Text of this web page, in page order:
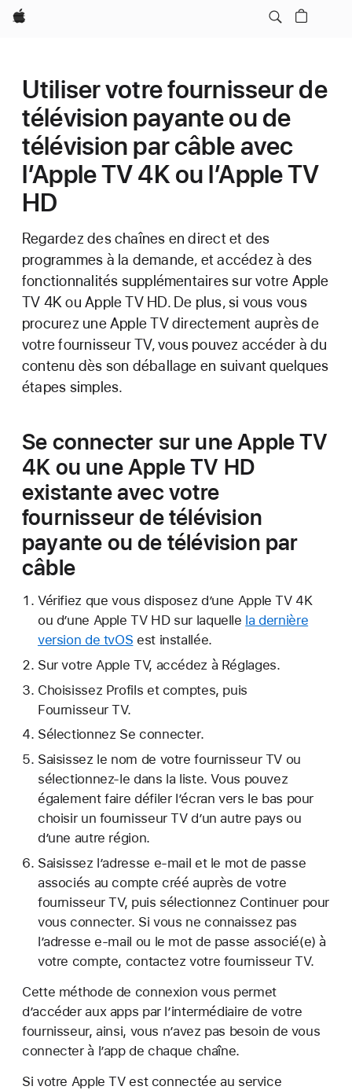
Apple
Utiliser votre fournisseur de
télévision payante ou de
télévision par câble avec
l’Apple TV 4K ou l’Apple TV
HD
Regardez des chaînes en direct et des
programmes à la demande, et accédez à des
fonctionnalités supplémentaires sur votre Apple
TV 4K ou Apple TV HD. De plus, si vous vous
procurez une Apple TV directement auprès de
votre fournisseur TV, vous pouvez accéder à du
contenu dès son déballage en suivant quelques
étapes simples.
Se connecter sur une Apple TV
4K ou une Apple TV HD
existante avec votre
fournisseur de télévision
payante ou de télévision par
câble
Vérifiez que vous disposez d’une Apple TV 4K
ou d’une Apple TV HD sur laquelle la dernière
version de tvOS est installée.
Sur votre Apple TV, accédez à Réglages.
Choisissez Profils et comptes, puis
Fournisseur TV.
Sélectionnez Se connecter.
Saisissez le nom de votre fournisseur TV ou
sélectionnez-le dans la liste. Vous pouvez
également faire défiler l’écran vers le bas pour
choisir un fournisseur TV d’un autre pays ou
d’une autre région.
Saisissez l’adresse e-mail et le mot de passe
associés au compte créé auprès de votre
fournisseur TV, puis sélectionnez Continuer pour
vous connecter. Si vous ne connaissez pas
l’adresse e-mail ou le mot de passe associé(e) à
votre compte, contactez votre fournisseur TV.
Cette méthode de connexion vous permet
d’accéder aux apps par l’intermédiaire de votre
fournisseur, ainsi, vous n’avez pas besoin de vous
connecter à l’app de chaque chaîne.
Si votre Apple TV est connectée au service